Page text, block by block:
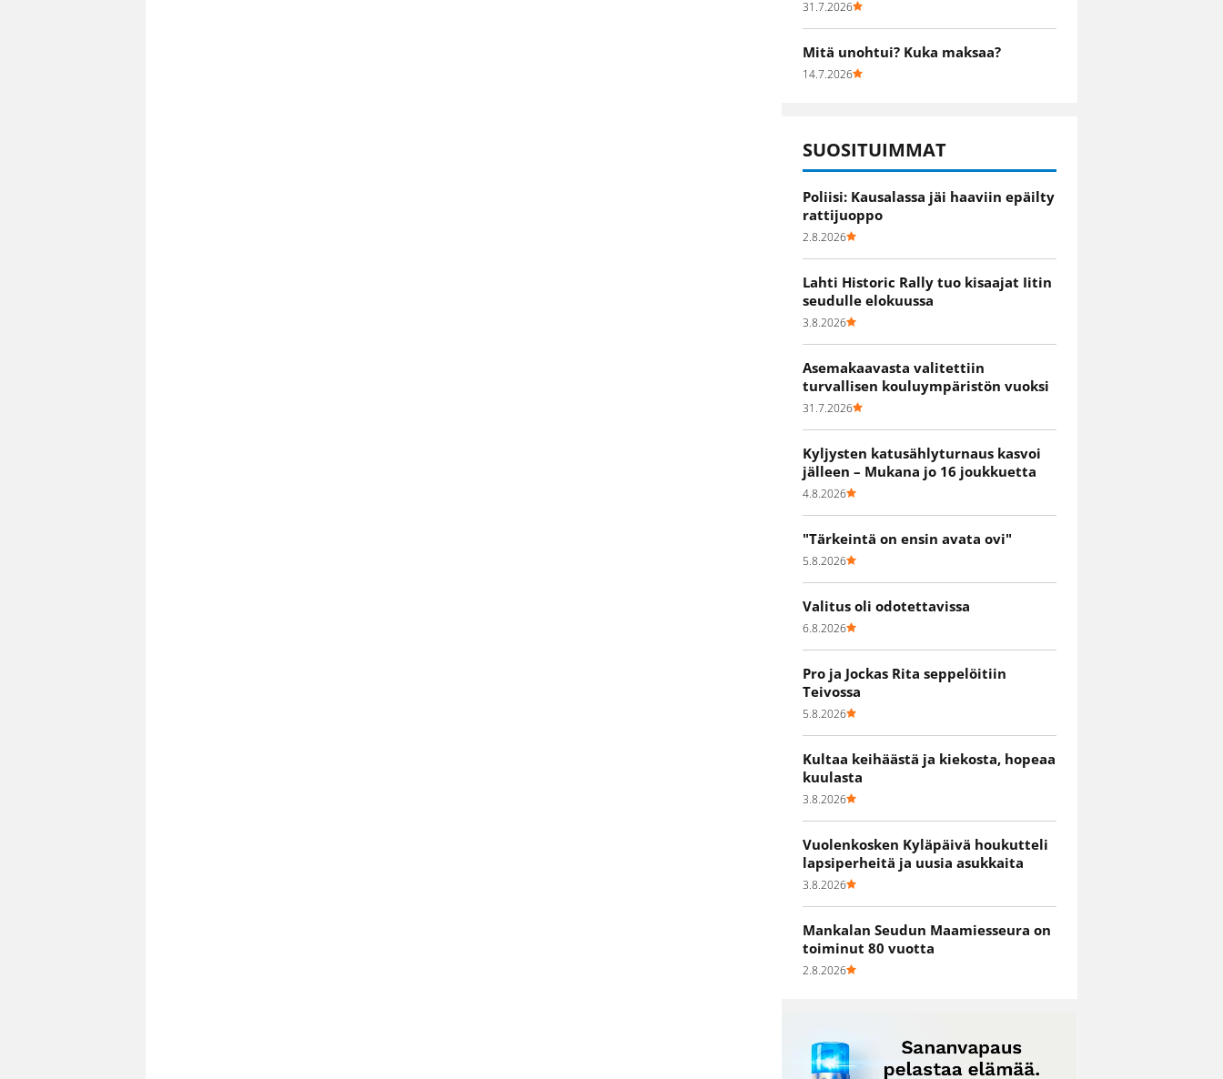
31.7.2026
Mitä unohtui? Kuka maksaa?
14.7.2026
SUOSITUIMMAT
Poliisi: Kausalassa jäi haaviin epäilty
rattijuoppo
2.8.2026
Lahti Historic Rally tuo kisaajat Iitin
seudulle elokuussa
3.8.2026
Asemakaavasta valitettiin
turvallisen kouluympäristön vuoksi
31.7.2026
Kyljysten katusählyturnaus kasvoi
jälleen – Mukana jo 16 joukkuetta
4.8.2026
"Tärkeintä on ensin avata ovi"
5.8.2026
Valitus oli odotettavissa
6.8.2026
Pro ja Jockas Rita seppelöitiin
Teivossa
5.8.2026
Kultaa keihäästä ja kiekosta, hopeaa
kuulasta
3.8.2026
Vuolenkosken Kyläpäivä houkutteli
lapsiperheitä ja uusia asukkaita
3.8.2026
Mankalan Seudun Maamiesseura on
toiminut 80 vuotta
2.8.2026